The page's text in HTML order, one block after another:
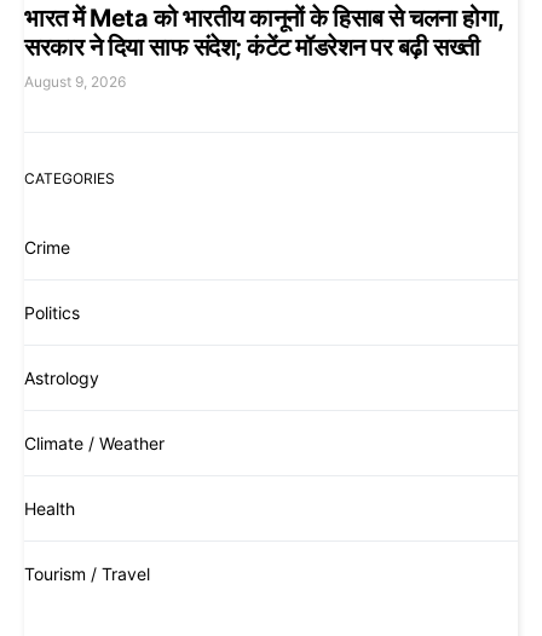
भारत में Meta को भारतीय कानूनों के हिसाब से चलना होगा,
सरकार ने दिया साफ संदेश; कंटेंट मॉडरेशन पर बढ़ी सख्ती
August 9, 2026
CATEGORIES
Crime
Politics
Astrology
Climate / Weather
Health
Tourism / Travel